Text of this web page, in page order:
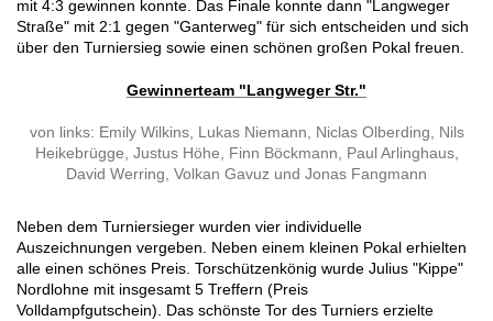
mit 4:3 gewinnen konnte. Das Finale konnte dann "Langweger
Straße" mit 2:1 gegen "Ganterweg" für sich entscheiden und sich
über den Turniersieg sowie einen schönen großen Pokal freuen.
Gewinnerteam "Langweger Str."
von links: Emily Wilkins, Lukas Niemann, Niclas Olberding, Nils
Heikebrügge, Justus Höhe, Finn Böckmann, Paul Arlinghaus,
David Werring, Volkan Gavuz und Jonas Fangmann
Neben dem Turniersieger wurden vier individuelle
Auszeichnungen vergeben. Neben einem kleinen Pokal erhielten
alle einen schönes Preis. Torschützenkönig wurde Julius "Kippe"
Nordlohne mit insgesamt 5 Treffern (Preis
Volldampfgutschein). Das schönste Tor des Turniers erzielte